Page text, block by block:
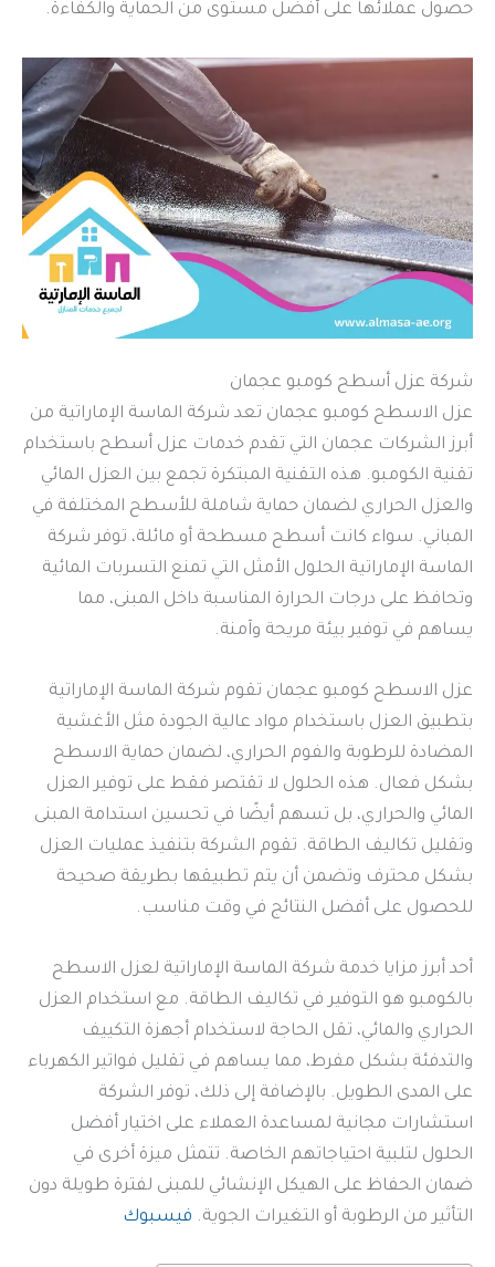
حصول عملائها على أفضل مستوى من الحماية والكفاءة.
شركة عزل أسطح كومبو عجمان
عزل الاسطح كومبو عجمان تعد شركة الماسة الإماراتية من
أبرز الشركات عجمان التي تقدم خدمات عزل أسطح باستخدام
تقنية الكومبو. هذه التقنية المبتكرة تجمع بين العزل المائي
والعزل الحراري لضمان حماية شاملة للأسطح المختلفة في
المباني. سواء كانت أسطح مسطحة أو مائلة، توفر شركة
الماسة الإماراتية الحلول الأمثل التي تمنع التسربات المائية
وتحافظ على درجات الحرارة المناسبة داخل المبنى، مما
يساهم في توفير بيئة مريحة وآمنة.
عزل الاسطح كومبو عجمان تقوم شركة الماسة الإماراتية
بتطبيق العزل باستخدام مواد عالية الجودة مثل الأغشية
المضادة للرطوبة والفوم الحراري، لضمان حماية الاسطح
بشكل فعال. هذه الحلول لا تقتصر فقط على توفير العزل
المائي والحراري، بل تسهم أيضًا في تحسين استدامة المبنى
وتقليل تكاليف الطاقة. تقوم الشركة بتنفيذ عمليات العزل
بشكل محترف وتضمن أن يتم تطبيقها بطريقة صحيحة
للحصول على أفضل النتائج في وقت مناسب.
أحد أبرز مزايا خدمة شركة الماسة الإماراتية لعزل الاسطح
بالكومبو هو التوفير في تكاليف الطاقة. مع استخدام العزل
الحراري والمائي، تقل الحاجة لاستخدام أجهزة التكييف
والتدفئة بشكل مفرط، مما يساهم في تقليل فواتير الكهرباء
على المدى الطويل. بالإضافة إلى ذلك، توفر الشركة
استشارات مجانية لمساعدة العملاء على اختيار أفضل
الحلول لتلبية احتياجاتهم الخاصة. تتمثل ميزة أخرى في
ضمان الحفاظ على الهيكل الإنشائي للمبنى لفترة طويلة دون
التأثير من الرطوبة أو التغيرات الجوية. فيسبوك